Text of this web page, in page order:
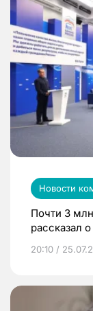
Новости
Почти 3
рассказал
20:10 /